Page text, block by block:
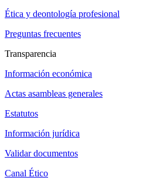
Ética y deontología profesional
Preguntas frecuentes
Transparencia
Información económica
Actas asambleas generales
Estatutos
Información jurídica
Validar documentos
Canal Ético